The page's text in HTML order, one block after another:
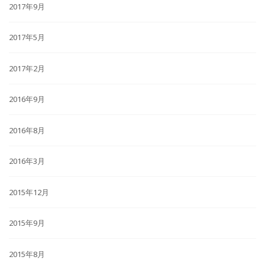
2017年9月
2017年5月
2017年2月
2016年9月
2016年8月
2016年3月
2015年12月
2015年9月
2015年8月